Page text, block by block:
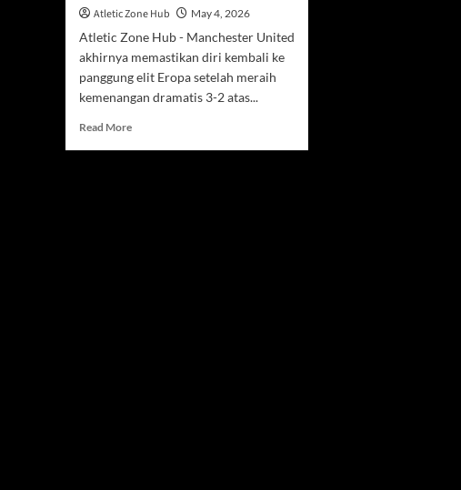
Atletic Zone Hub May 4, 2026
Atletic Zone Hub - Manchester United
akhirnya memastikan diri kembali ke
panggung elit Eropa setelah meraih
kemenangan dramatis 3-2 atas...
Read MoreRead